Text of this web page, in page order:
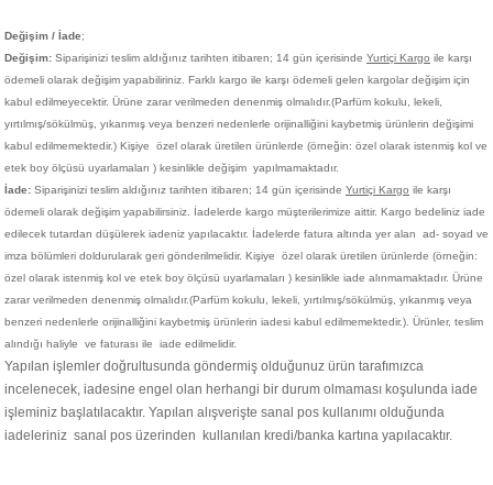
Değişim / İade;
Değişim: Siparişinizi teslim aldığınız tarihten itibaren; 14 gün içerisinde Yurtiçi Kargo ile karşı
ödemeli olarak değişim yapabiliriniz. Farklı kargo ile karşı ödemeli gelen kargolar değişim için
kabul edilmeyecektir. Ürüne zarar verilmeden denenmiş olmalıdır.(Parfüm kokulu, lekeli,
yırtılmış/sökülmüş, yıkanmış veya benzeri nedenlerle orijinalliğini kaybetmiş ürünlerin değişimi
kabul edilmemektedir.) Kişiye
özel olarak üretilen ürünlerde (örneğin: özel olarak istenmiş kol ve
etek boy ölçüsü uyarlamaları ) kesinlikle değişim yapılmamaktadır.
İade: Siparişinizi teslim aldığınız tarihten itibaren; 14 gün içerisinde Yurtiçi Kargo ile karşı
ödemeli olarak değişim yapabilirsiniz. İadelerde kargo müşterilerimize aittir. Kargo bedeliniz iade
edilecek tutardan düşülerek iadeniz yapılacaktır. İadelerde fatura altında yer alan ad- soyad ve
imza bölümleri doldurularak geri gönderilmelidir. Kişiye
özel olarak üretilen ürünlerde (örneğin:
özel olarak istenmiş kol ve etek boy ölçüsü uyarlamaları ) kesinlikle iade alınmamaktadır. Ürüne
zarar verilmeden denenmiş olmalıdır.(Parfüm kokulu, lekeli, yırtılmış/sökülmüş, yıkanmış veya
benzeri nedenlerle orijinalliğini kaybetmiş ürünlerin iadesi kabul edilmemektedir.). Ürünler, teslim
alındığı haliyle ve faturası ile iade edilmelidir.
Yapılan işlemler doğrultusunda göndermiş olduğunuz ürün tarafımızca
incelenecek, iadesine engel olan herhangi bir durum olmaması koşulunda iade
işleminiz başlatılacaktır. Yapılan alışverişte sanal pos kullanımı olduğunda
iadeleriniz sanal pos üzerinden kullanılan kredi/banka kartına yapılacaktır.